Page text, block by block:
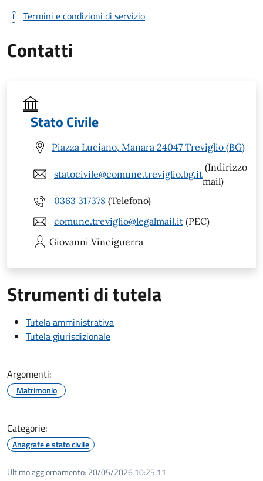
Termini e condizioni di servizio
Contatti
Stato Civile
Piazza Luciano, Manara 24047 Treviglio (BG)
statocivile@comune.treviglio.bg.it
(Indirizzo
mail)
0363 317378 (Telefono)
comune.treviglio@legalmail.it (PEC)
Giovanni Vinciguerra
Strumenti di tutela
Tutela amministrativa
Tutela giurisdizionale
Argomenti:
Matrimonio
Categorie:
Anagrafe e stato civile
Ultimo aggiornamento: 20/05/2026 10:25.11